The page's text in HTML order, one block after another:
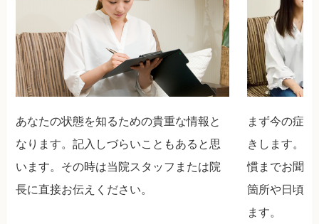
あなたの状態を知るための貴重な情報と
なります。記入しづらいこともあると思
います。その時は当院スタッフまたは院
長に直接お伝えください。
まず今の症
きします。
慣までお聞き
箇所や日頃の
ます。